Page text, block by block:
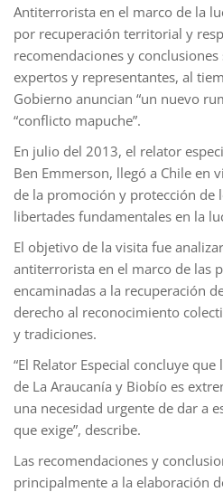
Antiterrorista en el marco de la
por recuperación territorial y
recomendaciones y
expertos y representantes, al
Gobierno anuncian “un nuevo
“conflicto mapuche”.
En julio del 2013, el relator
Ben Emmerson, llegó a Chile en
de la promoción y protección de
libertades fundamentales en la
El objetivo de la visita fue
antiterrorista en el marco de las
encaminadas a la recuperación
derecho al reconocimiento
y tradiciones.
“El Relator Especial concluye
de La Araucanía y Biobío es
una necesidad urgente de dar a
que exige”, describe.
Las recomendaciones y
principalmente a la elaboración